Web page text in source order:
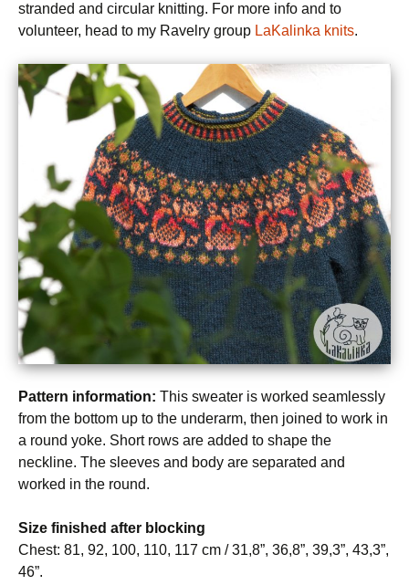
stranded and circular knitting. For more info and to
volunteer, head to my Ravelry group LaKalinka knits.
Pattern information: This sweater is worked seamlessly
from the bottom up to the underarm, then joined to work in
a round yoke. Short rows are added to shape the
neckline. The sleeves and body are separated and
worked in the round.
Size finished after blocking
Chest: 81, 92, 100, 110, 117 cm / 31,8”, 36,8”, 39,3”, 43,3”,
46”.